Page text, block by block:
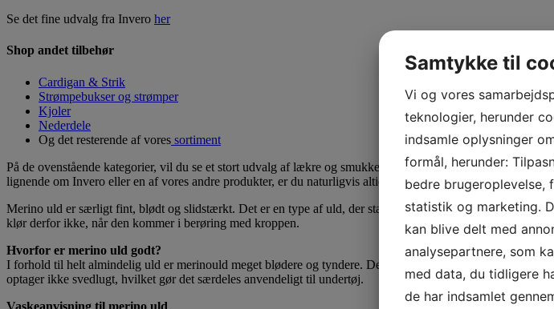
Se det fine udvalg fra Invero her
Shop andet tilbehør
Cardigan & Strik
Strømpebukser og strømper
Kjoler
Nederdele
Og det resterende af vores sortiment
På de ovenstående kategorier, vil du se et stort udvalg af lækre og smukke mærker. Disse mærker kan
lignende om Invero eller en af vores andre produkter, er du naturligvis altid velkommen til atkontakte os, vi
Merino uld er særligt fint, blødt og slidstærkt. Det er en type af uld, der stammer fra merino fåret. Ofte
klør derfor ikke, når den kommer i berøring med kroppen.
Hvorfor er merino uld godt?
I forhold til helt almindelig uld er merinould meget blødere og tyndere. Den gennemsnitlige fibertykkelse
optager ikke svedlugt, hvilket gør det særdeles anvendeligt til undertøj.
Vaskeanvisning til merino uld
Samtykke til
Vi og vores
teknologier, herunder
indsamle oplysninger
formål, herunder:
bedre brugeroplevelse,
statistik og marketing.
kan blive delt med
analysepartnere, som
med data, du tidligere
de har indsamlet